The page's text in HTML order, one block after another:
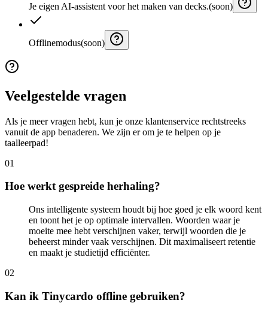
Je eigen AI-assistent voor het maken van decks.(soon)
Offlinemodus(soon)
Veelgestelde vragen
Als je meer vragen hebt, kun je onze klantenservice rechtstreeks
vanuit de app benaderen. We zijn er om je te helpen op je
taalleerpad!
01
Hoe werkt gespreide herhaling?
Ons intelligente systeem houdt bij hoe goed je elk woord kent
en toont het je op optimale intervallen. Woorden waar je
moeite mee hebt verschijnen vaker, terwijl woorden die je
beheerst minder vaak verschijnen. Dit maximaliseert retentie
en maakt je studietijd efficiënter.
02
Kan ik Tinycardo offline gebruiken?